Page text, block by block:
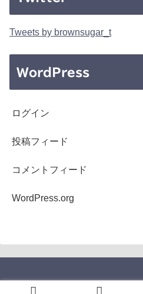
Tweets by brownsugar_t
WordPress
ログイン
投稿フィード
コメントフィード
WordPress.org